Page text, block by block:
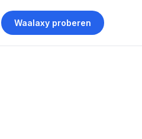
Waalaxy proberen